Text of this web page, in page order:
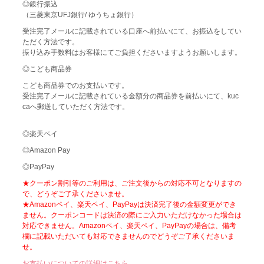
◎銀行振込
（三菱東京UFJ銀行/ ゆうちょ銀行）
受注完了メールに記載されている口座へ前払いにて、お振込をしてい
ただく方法です。
振り込み手数料はお客様にてご負担くださいますようお願いします。
◎こども商品券
こども商品券でのお支払いです。
受注完了メールに記載されている金額分の商品券を前払いにて、kuc
caへ郵送していただく方法です。
◎楽天ペイ
◎Amazon Pay
◎PayPay
★クーポン割引等のご利用は、ご注文後からの対応不可となりますの
で、どうぞご了承くださいませ。
★Amazonペイ、楽天ペイ、PayPayは決済完了後の金額変更ができ
ません。クーポンコードは決済の際にご入力いただけなかった場合は
対応できません。Amazonペイ、楽天ペイ、PayPayの場合は、備考
欄に記載いただいても対応できませんのでどうぞご了承くださいま
せ。